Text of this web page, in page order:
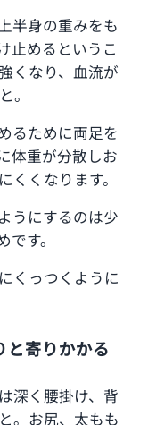
半身の重みをも
止めるというこ
くなり、血流が
。
るために両足を
体重が分散しお
くなります。
うにするのは少
す。
くっつくように
と寄りかかる
深く腰掛け、背
。お尻、太もも